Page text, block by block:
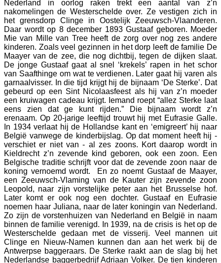
Nederland in oorlog raken trekt een aantal van z’n
nakomelingen de Westerschelde over. Ze vestigen zich in
het grensdorp Clinge in Oostelijk Zeeuwsch-Vlaanderen.
Daar wordt op 8 december 1893 Gustaaf geboren. Moeder
Mie van Mille van Tree heeft de zorg over nog zes andere
kinderen. Zoals veel gezinnen in het dorp leeft de familie De
Maayer van de zee, die nog dichtbij, tegen de dijken slaat.
De jonge Gustaaf gaat al snel ‘krekels’ rapen in het schor
van Saafthinge om wat te verdienen. Later gaat hij varen als
garnaalvisser. In die tijd krijgt hij de bijnaam ‘De Sterke’. Dat
gebeurd op een Sint Nicolaasfeest als hij van z’n moeder
een kruiwagen cadeau krijgt. Iemand roept “allez Sterke laat
eens zien dat ge kunt rijden.” Die bijnaam wordt z’n
erenaam. Op 20-jarige leeftijd trouwt hij met Eufrasie Galle.
In 1934 verlaat hij de Hollandse kant en ‘emigreert’ hij naar
België vanwege de kinderbijslag. Op dat moment heeft hij -
verschiet er niet van - al zes zoons. Kort daarop wordt in
Kieldrecht z’n zevende kind geboren, ook een zoon. Een
Belgische traditie schrijft voor dat de zevende zoon naar de
koning vernoemd wordt. En zo noemt Gustaaf de Maayer,
een Zeeuwsch-Vlaming van de Kauter zijn zevende zoon
Leopold, naar zijn vorstelijke peter aan het Brusselse hof.
Later komt er ook nog een dochter. Gustaaf en Eufrasie
noemen haar Juliana, naar de later koningin van Nederland.
Zo zijn de vorstenhuizen van Nederland en België in naam
binnen de familie verenigd. In 1939, na de crisis is het op de
Westerschelde gedaan met de visserij. Veel mannen uit
Clinge en Nieuw-Namen kunnen dan aan het werk bij de
Antwerpse baggeraars. De Sterke raakt aan de slag bij het
Nederlandse baggerbedrijf Adriaan Volker. De tien kinderen